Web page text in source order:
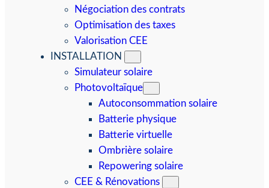
Négociation des contrats
Optimisation des taxes
Valorisation CEE
INSTALLATION
Simulateur solaire
Photovoltaïque
Autoconsommation solaire
Batterie physique
Batterie virtuelle
Ombrière solaire
Repowering solaire
CEE & Rénovations